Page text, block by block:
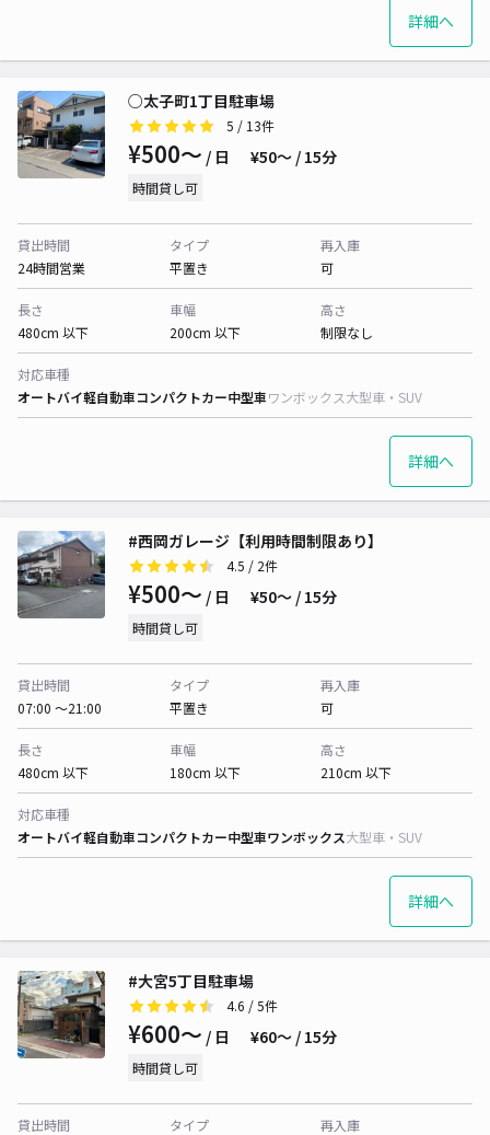
詳細へ
○太子町1丁目駐車場
5 / 13件
¥500〜 / 日 ¥50〜 / 15分
時間貸し可
貸出時間
24時間営業
タイプ
平置き
再入庫
可
長さ
480cm 以下
車幅
200cm 以下
高さ
制限なし
対応車種
オートバイ軽自動車コンパクトカー中型車ワンボックス大型車・SUV
詳細へ
#西岡ガレージ【利用時間制限あり】
4.5 / 2件
¥500〜 / 日 ¥50〜 / 15分
時間貸し可
貸出時間
07:00 〜21:00
タイプ
平置き
再入庫
可
長さ
480cm 以下
車幅
180cm 以下
高さ
210cm 以下
対応車種
オートバイ軽自動車コンパクトカー中型車ワンボックス大型車・SUV
詳細へ
#大宮5丁目駐車場
4.6 / 5件
¥600〜 / 日 ¥60〜 / 15分
時間貸し可
貸出時間
タイプ
再入庫